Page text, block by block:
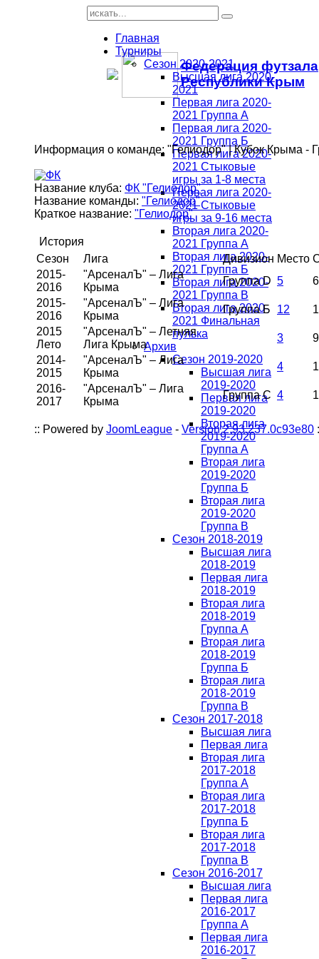
Главная
Турниры
Сезон 2020-2021
Высшая лига 2020-
2021
Первая лига 2020-
2021 Группа А
Первая лига 2020-
2021 Группа Б
Первая лига 2020-
2021 Стыковые
игры за 1-8 места
Первая лига 2020-
2021 Стыковые
игры за 9-16 места
Вторая лига 2020-
2021 Группа А
Вторая лига 2020-
2021 Группа Б
Вторая лига 2020-
2021 Группа В
Вторая лига 2020-
2021 Финальная
пулька
Архив
Сезон 2019-2020
Высшая лига
2019-2020
Первая лига
2019-2020
Вторая лига
2019-2020
Группа А
Вторая лига
2019-2020
Группа Б
Вторая лига
2019-2020
Группа В
Сезон 2018-2019
Высшая лига
2018-2019
Первая лига
2018-2019
Вторая лига
2018-2019
Группа А
Вторая лига
2018-2019
Группа Б
Вторая лига
2018-2019
Группа В
Сезон 2017-2018
Высшая лига
Первая лига
Вторая лига
2017-2018
Группа А
Вторая лига
2017-2018
Группа Б
Вторая лига
2017-2018
Группа В
Сезон 2016-2017
Высшая лига
Первая лига
2016-2017
Группа А
Первая лига
2016-2017
Федерация футзала
Республики Крым
Информация о команде: "Гелиодор" | Кубок Крыма -
Название клуба: ФК "Гелиодор"
Название команды: "Гелиодор"
Краткое название: "Гелиодор"
История
Сезон
Лига Дивизион Место
2015-
2016
"АрсеналЪ" – Лига
Крыма
Группа D 5 6
2015-
2016
"АрсеналЪ" – Лига
Крыма
Группа Б 12
2015
Лето
"АрсеналЪ" – Летняя
Лига Крыма
3 9
2014-
2015
"АрсеналЪ" – Лига
Крыма
4
2016-
2017
"АрсеналЪ" – Лига
Крыма
Группа С 4
:: Powered by JoomLeague - Version 2.93.237.0c93e80